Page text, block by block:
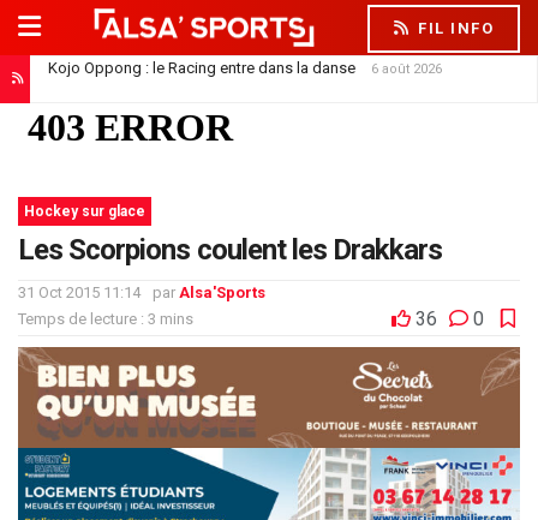
FIL INFO
Kojo Oppong : le Racing entre dans la danse
Saïdou Sow file à Nantes : un départ qui libère la défense
Hockey sur glace
Les Scorpions coulent les Drakkars
31 Oct 2015 11:14 par Alsa'Sports
Temps de lecture : 3 mins
36 0